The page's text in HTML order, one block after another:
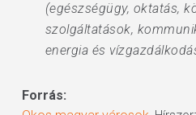
(egészségügy, oktatás,
szolgáltatások,
energia és
Forrás: